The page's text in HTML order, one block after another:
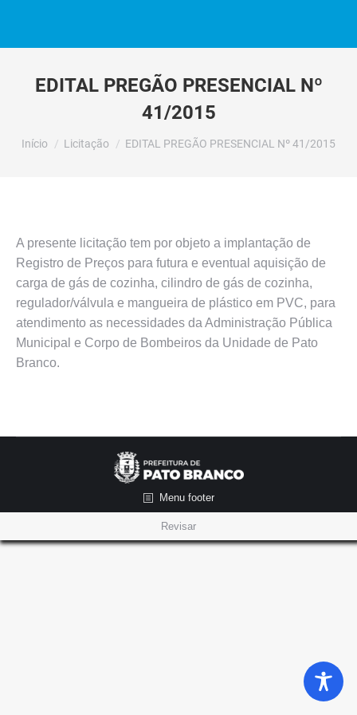
EDITAL PREGÃO PRESENCIAL Nº
41/2015
Você está aqui:
Início Licitação EDITAL PREGÃO PRESENCIAL Nº 41/2015
A presente licitação tem por objeto a implantação de
Registro de Preços para futura e eventual aquisição de
carga de gás de cozinha, cilindro de gás de cozinha,
regulador/válvula e mangueira de plástico em PVC, para
atendimento as necessidades da Administração Pública
Municipal e Corpo de Bombeiros da Unidade de Pato
Branco.
Menu footer
Revisar